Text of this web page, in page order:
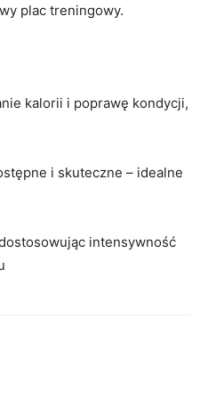
plac treningowy.
kalorii i poprawę kondycji,
i skuteczne – idealne
intensywność